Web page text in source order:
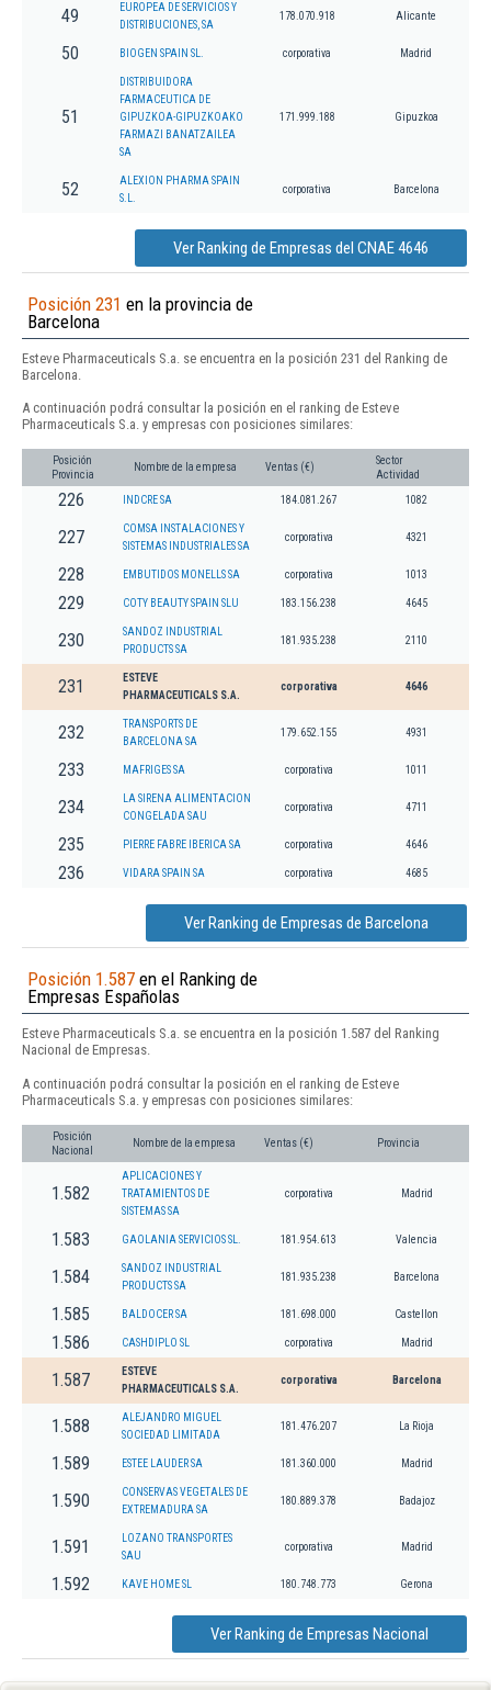
49
EUROPEA DE SERVICIOS Y
DISTRIBUCIONES, SA
178.070.918 Alicante
50 BIOGEN SPAIN SL. corporativa Madrid
51
DISTRIBUIDORA
FARMACEUTICA DE
GIPUZKOA-GIPUZKOAKO
FARMAZI BANATZAILEA
SA
171.999.188 Gipuzkoa
52
ALEXION PHARMA SPAIN
S.L.
corporativa Barcelona
Ver Ranking de Empresas del CNAE 4646
Posición 231 en la provincia de
Barcelona
Esteve Pharmaceuticals S.a. se encuentra en la posición 231 del Ranking de
Barcelona.
A continuación podrá consultar la posición en el ranking de Esteve
Pharmaceuticals S.a. y empresas con posiciones similares:
Posición
Provincia
Nombre de la empresa Ventas (€)
Sector
Actividad
226 INDCRE SA 184.081.267 1082
227
COMSA INSTALACIONES Y
SISTEMAS INDUSTRIALES SA
corporativa 4321
228 EMBUTIDOS MONELLS SA corporativa 1013
229 COTY BEAUTY SPAIN SLU 183.156.238 4645
230
SANDOZ INDUSTRIAL
PRODUCTS SA
181.935.238 2110
231
ESTEVE
PHARMACEUTICALS S.A.
corporativa 4646
232
TRANSPORTS DE
BARCELONA SA
179.652.155 4931
233 MAFRIGES SA corporativa 1011
234
LA SIRENA ALIMENTACION
CONGELADA SAU
corporativa 4711
235 PIERRE FABRE IBERICA SA corporativa 4646
236 VIDARA SPAIN SA corporativa 4685
Ver Ranking de Empresas de Barcelona
Posición 1.587 en el Ranking de
Empresas Españolas
Esteve Pharmaceuticals S.a. se encuentra en la posición 1.587 del Ranking
Nacional de Empresas.
A continuación podrá consultar la posición en el ranking de Esteve
Pharmaceuticals S.a. y empresas con posiciones similares:
Posición
Nacional
Nombre de la empresa Ventas (€) Provincia
1.582
APLICACIONES Y
TRATAMIENTOS DE
SISTEMAS SA
corporativa Madrid
1.583 GAOLANIA SERVICIOS SL. 181.954.613 Valencia
1.584
SANDOZ INDUSTRIAL
PRODUCTS SA
181.935.238 Barcelona
1.585 BALDOCER SA 181.698.000 Castellon
1.586 CASHDIPLO SL corporativa Madrid
1.587
ESTEVE
PHARMACEUTICALS S.A.
corporativa Barcelona
1.588
ALEJANDRO MIGUEL
SOCIEDAD LIMITADA
181.476.207 La Rioja
1.589 ESTEE LAUDER SA 181.360.000 Madrid
1.590
CONSERVAS VEGETALES DE
EXTREMADURA SA
180.889.378 Badajoz
1.591
LOZANO TRANSPORTES
SAU
corporativa Madrid
1.592 KAVE HOME SL 180.748.773 Gerona
Ver Ranking de Empresas Nacional